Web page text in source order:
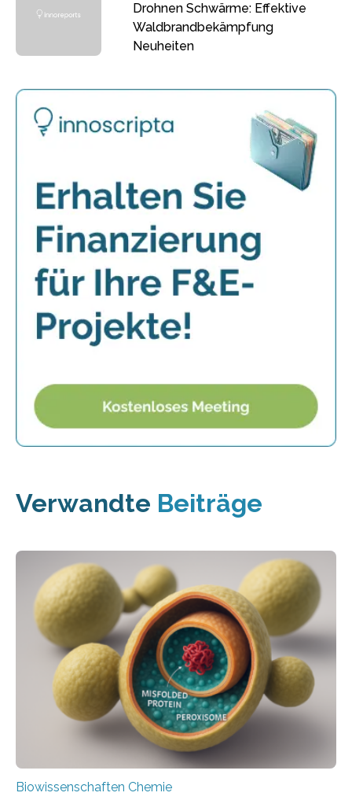
Drohnen Schwärme: Effektive
Waldbrandbekämpfung
Neuheiten
Verwandte Beiträge
Biowissenschaften Chemie